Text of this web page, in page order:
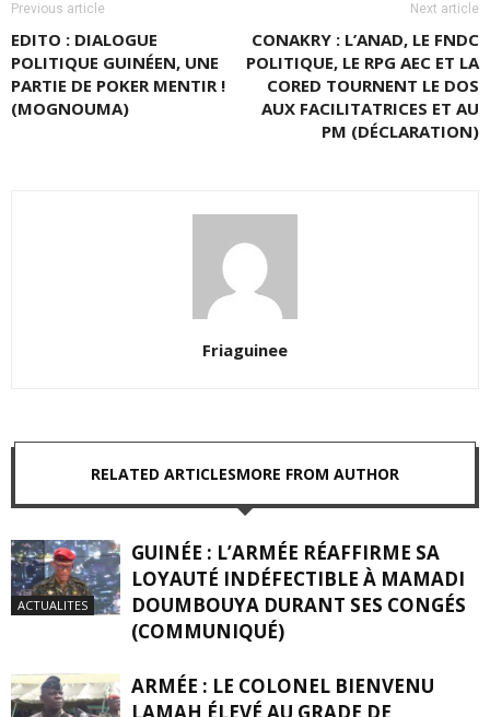
Previous article
EDITO : DIALOGUE
POLITIQUE GUINÉEN, UNE
PARTIE DE POKER MENTIR !
(MOGNOUMA)
Next article
CONAKRY : L’ANAD, LE FNDC
POLITIQUE, LE RPG AEC ET LA
CORED TOURNENT LE DOS
AUX FACILITATRICES ET AU
PM (DÉCLARATION)
Friaguinee
RELATED ARTICLESMORE FROM AUTHOR
ACTUALITES
GUINÉE : L’ARMÉE RÉAFFIRME SA
LOYAUTÉ INDÉFECTIBLE À MAMADI
DOUMBOUYA DURANT SES CONGÉS
(COMMUNIQUÉ)
ARMÉE : LE COLONEL BIENVENU